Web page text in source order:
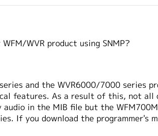
WVR product using SNMP?
and the WVR6000/7000 series
features. As a result of this, not all
in the MIB file but the
If you download the